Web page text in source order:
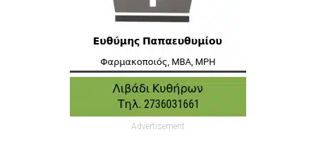
Advertisement